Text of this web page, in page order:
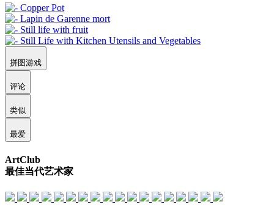
拼图游戏
评论
类似
最爱
ArtClub
最佳当代艺术家